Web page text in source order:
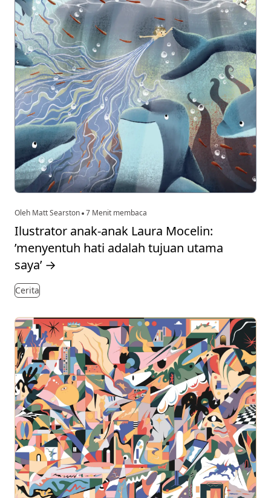
Oleh Matt Searston 7 Menit membaca
Ilustrator anak-anak Laura Mocelin:
’menyentuh hati adalah tujuan utama
saya’ →
Cerita